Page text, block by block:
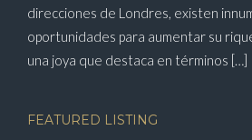
direcciones de Londres, existen
oportunidades para aumentar su
una joya que destaca en términos […]
FEATURED LISTING